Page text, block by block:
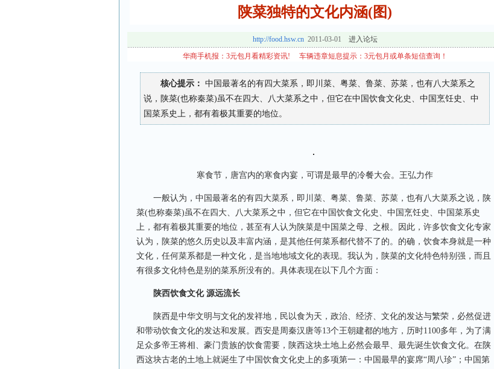
陕菜独特的文化内涵(图)
http://food.hsw.cn2011-03-01
进入论坛
华商手机报：3元包月看精彩资讯!
车辆违章短息提示：3元包月或单条短信查询！
核心提示： 中国最著名的有四大菜系，即川菜、粤菜、鲁菜、苏菜，也有八大菜系之
说，陕菜(也称秦菜)虽不在四大、八大菜系之中，但它在中国饮食文化史、中国烹饪史、中
国菜系史上，都有着极其重要的地位。
寒食节，唐宫内的寒食内宴，可谓是最早的冷餐大会。王弘力作
一般认为，中国最著名的有四大菜系，即川菜、粤菜、鲁菜、苏菜，也有八大菜系之说，陕
菜(也称秦菜)虽不在四大、八大菜系之中，但它在中国饮食文化史、中国烹饪史、中国菜系史
上，都有着极其重要的地位，甚至有人认为陕菜是中国菜之母、之根。因此，许多饮食文化专家
认为，陕菜的悠久历史以及丰富内涵，是其他任何菜系都代替不了的。的确，饮食本身就是一种
文化，任何菜系都是一种文化，是当地地域文化的表现。我认为，陕菜的文化特色特别强，而且
有很多文化特色是别的菜系所没有的。具体表现在以下几个方面：
陕西饮食文化 源远流长
陕西是中华文明与文化的发祥地，民以食为天，政治、经济、文化的发达与繁荣，必然促进
和带动饮食文化的发达和发展。西安是周秦汉唐等13个王朝建都的地方，历时1100多年，为了满
足众多帝王将相、豪门贵族的饮食需要，陕西这块土地上必然会最早、最先诞生饮食文化。在陕
西这块古老的土地上就诞生了中国饮食文化史上的多项第一：中国最早的宴席“周八珍”；中国第